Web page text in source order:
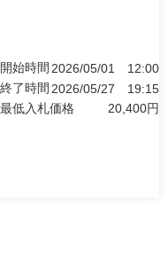
開始時間 2026/05/01
12:00
終了時間 2026/05/27
19:15
最低入札価格
20,400円